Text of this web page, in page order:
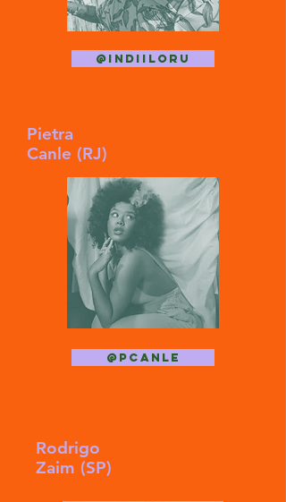
@indiiloru
Pietra
Canle (RJ)
@pcanle
Rodrigo
Zaim (SP)